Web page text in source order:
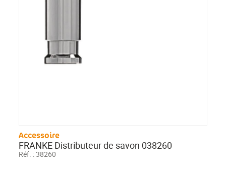
Accessoire
FRANKE Distributeur de savon 038260
Réf. :38260